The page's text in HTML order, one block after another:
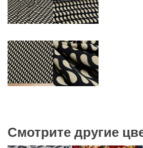
Смотрите другие